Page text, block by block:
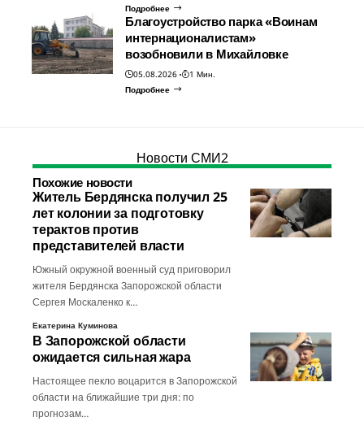
Подробнее
Благоустройство парка «Воинам
интернационалистам»
возобновили в Михайловке
05.08.2026
1 Мин.
Подробнее
Новости СМИ2
Похожие новости
Житель Бердянска получил 25
лет колонии за подготовку
терактов против
представителей власти
Южный окружной военный суд приговорил
жителя Бердянска Запорожской области
Сергея Москаленко к…
Екатерина Куминова
В Запорожской области
ожидается сильная жара
Настоящее пекло воцарится в Запорожской
области на ближайшие три дня: по
прогнозам…